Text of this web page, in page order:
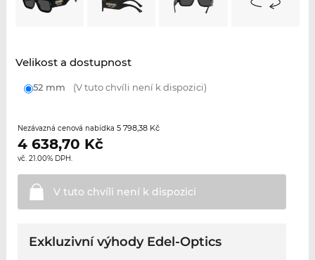
Velikost a dostupnost
52 mm (V tuto chvíli není k dispozici)
Nezávazná cenová nabídka 5 798,38 Kč
4 638,70 Kč
vč. 21.00% DPH.
V tuto chvíli není k dispozici
Exkluzivní výhody Edel-Optics